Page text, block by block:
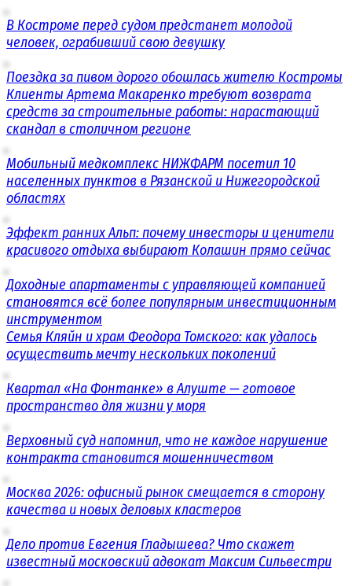
В Костроме перед судом предстанет молодой
человек, ограбивший свою девушку
Поездка за пивом дорого обошлась жителю Костромы
Клиенты Артема Макаренко требуют возврата
средств за строительные работы: нарастающий
скандал в столичном регионе
Мобильный медкомплекс НИЖФАРМ посетил 10
населенных пунктов в Рязанской и Нижегородской
областях
Эффект ранних Альп: почему инвесторы и ценители
красивого отдыха выбирают Колашин прямо сейчас
Доходные апартаменты с управляющей компанией
становятся всё более популярным инвестиционным
инструментом
Семья Кляйн и храм Феодора Томского: как удалось
осуществить мечту нескольких поколений
Квартал «На Фонтанке» в Алуште — готовое
пространство для жизни у моря
Верховный суд напомнил, что не каждое нарушение
контракта становится мошенничеством
Москва 2026: офисный рынок смещается в сторону
качества и новых деловых кластеров
Дело против Евгения Гладышева? Что скажет
известный московский адвокат Максим Сильвестри